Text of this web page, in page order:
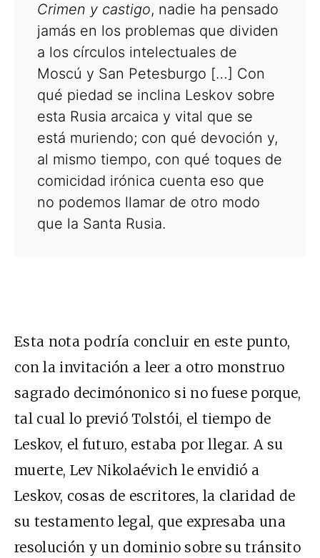
Crimen y castigo, nadie ha pensado
jamás en los problemas que dividen
a los círculos intelectuales de
Moscú y San Petesburgo […] Con
qué piedad se inclina Leskov sobre
esta Rusia arcaica y vital que se
está muriendo; con qué devoción y,
al mismo tiempo, con qué toques de
comicidad irónica cuenta eso que
no podemos llamar de otro modo
que la Santa Rusia.
Esta nota podría concluir en este punto,
con la invitación a leer a otro monstruo
sagrado decimónonico si no fuese porque,
tal cual lo previó Tolstói, el tiempo de
Leskov, el futuro, estaba por llegar. A su
muerte, Lev Nikolaévich le envidió a
Leskov, cosas de escritores, la claridad de
su testamento legal, que expresaba una
resolución y un dominio sobre su tránsito